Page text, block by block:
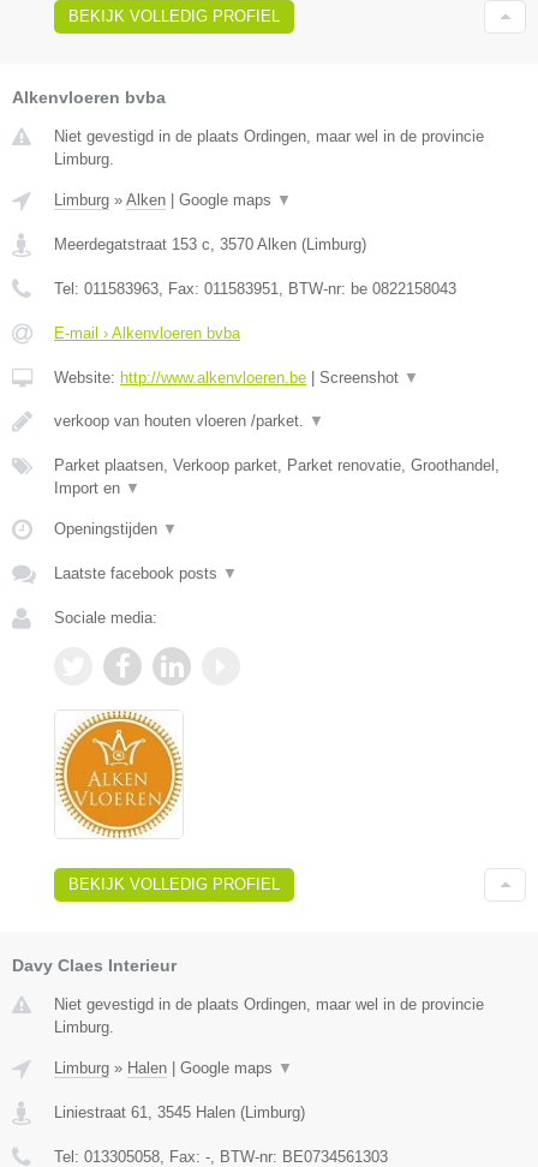
BEKIJK VOLLEDIG PROFIEL
Alkenvloeren bvba
Niet gevestigd in de plaats Ordingen, maar wel in de provincie
Limburg.
Limburg » Alken | Google maps ▼
Meerdegatstraat 153 c 3570 Alken (Limburg)
Tel: 011583963 , Fax: 011583951 , BTW-nr: be 0822158043
E-mail › Alkenvloeren bvba
Website: http://www.alkenvloeren.be | Screenshot ▼
verkoop van houten vloeren /parket. ▼
Parket plaatsen, Verkoop parket, Parket renovatie, Groothandel,
Import en ▼
Openingstijden ▼
Laatste facebook posts ▼
Sociale media:
BEKIJK VOLLEDIG PROFIEL
Davy Claes Interieur
Niet gevestigd in de plaats Ordingen, maar wel in de provincie
Limburg.
Limburg » Halen | Google maps ▼
Liniestraat 61 3545 Halen (Limburg)
Tel: 013305058 , Fax: - , BTW-nr: BE0734561303